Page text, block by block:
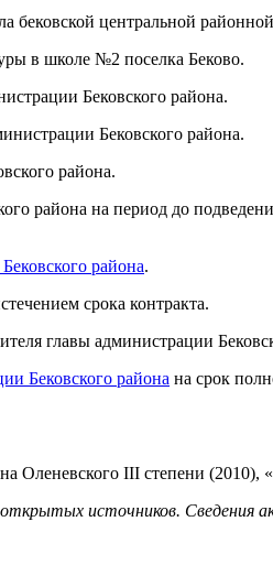
бековской центральной
в школе №2 поселка Беково.
Бековского района.
Бековского района.
района.
района на период до
района.
срока контракта.
главы администрации
Бековского района на срок
III степени (2010),
источников. Сведения